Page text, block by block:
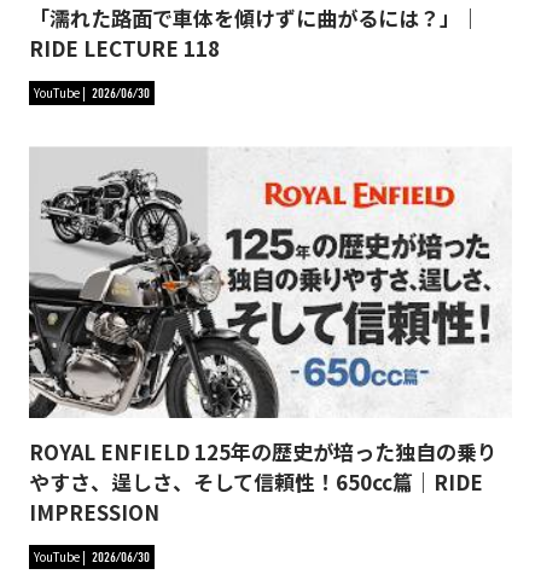
「濡れた路面で車体を傾けずに曲がるには？」｜
RIDE LECTURE 118
YouTube 2026/06/30
ROYAL ENFIELD 125年の歴史が培った独自の乗り
やすさ、逞しさ、そして信頼性！650cc篇｜RIDE
IMPRESSION
YouTube 2026/06/30